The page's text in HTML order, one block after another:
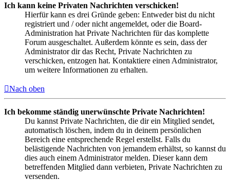
Ich kann keine Privaten Nachrichten verschicken!
Hierfür kann es drei Gründe geben: Entweder bist du nicht
registriert und / oder nicht angemeldet, oder die Board-
Administration hat Private Nachrichten für das komplette
Forum ausgeschaltet. Außerdem könnte es sein, dass der
Administrator dir das Recht, Private Nachrichten zu
verschicken, entzogen hat. Kontaktiere einen Administrator,
um weitere Informationen zu erhalten.
Nach oben
Ich bekomme ständig unerwünschte Private Nachrichten!
Du kannst Private Nachrichten, die dir ein Mitglied sendet,
automatisch löschen, indem du in deinem persönlichen
Bereich eine entsprechende Regel erstellst. Falls du
belästigende Nachrichten von jemandem erhältst, so kannst du
dies auch einem Administrator melden. Dieser kann dem
betreffenden Mitglied dann verbieten, Private Nachrichten zu
versenden.